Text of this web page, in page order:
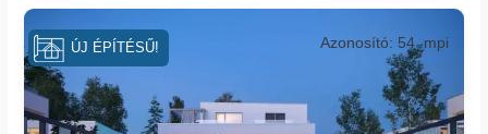
Azonosító: 54_mpi
ÚJ ÉPÍTÉSŰ!